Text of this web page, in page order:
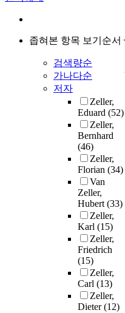
좁혀본 항목 보기순서
검색량순
가나다순
저자
Zeller,
Eduard (52)
Zeller,
Bernhard
(46)
Zeller,
Florian (34)
Van
Zeller,
Hubert(33)
Zeller,
Karl (15)
Zeller,
Friedrich
(15)
Zeller,
Carl (13)
Zeller,
Dieter(12)